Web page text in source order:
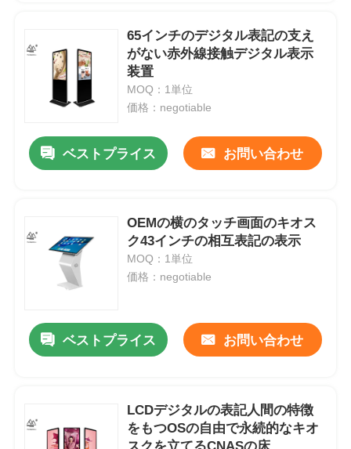
製品
企業情報
品質管理
お問い合わせ
見積依頼
教育相互Whiteboard
65インチのデジタル表記の支え
がない赤外線接触デジタル表示
装置
MOQ：1単位
価格：negotiable
ベストプライス お問い合わせ
OEMの横のタッチ画面のキオス
ク43インチの相互表記の表示
MOQ：1単位
価格：negotiable
ベストプライス お問い合わせ
LCDデジタルの表記人間の特徴
をもつOSの自由で永続的なキオ
スクを立てるCNASの床